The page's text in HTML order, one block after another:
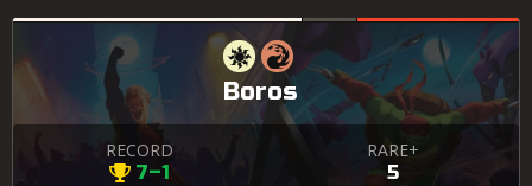
Boros
RECORD
7–1
RARE+
5